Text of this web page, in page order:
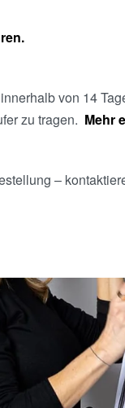
von 14
zu tragen. Mehr
–